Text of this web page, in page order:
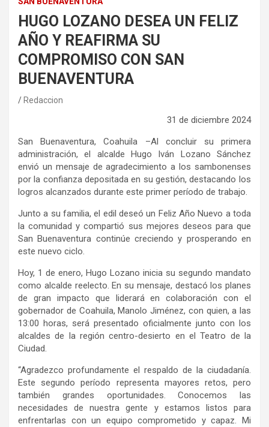
HUGO LOZANO DESEA UN FELIZ
AÑO Y REAFIRMA SU
COMPROMISO CON SAN
BUENAVENTURA
Redaccion
31 de diciembre 2024
San Buenaventura, Coahuila –Al concluir su primera
administración, el alcalde Hugo Iván Lozano Sánchez
envió un mensaje de agradecimiento a los sambonenses
por la confianza depositada en su gestión, destacando los
logros alcanzados durante este primer período de trabajo.
Junto a su familia, el edil deseó un Feliz Año Nuevo a toda
la comunidad y compartió sus mejores deseos para que
San Buenaventura continúe creciendo y prosperando en
este nuevo ciclo.
Hoy, 1 de enero, Hugo Lozano inicia su segundo mandato
como alcalde reelecto. En su mensaje, destacó los planes
de gran impacto que liderará en colaboración con el
gobernador de Coahuila, Manolo Jiménez, con quien, a las
13:00 horas, será presentado oficialmente junto con los
alcaldes de la región centro-desierto en el Teatro de la
Ciudad.
“Agradezco profundamente el respaldo de la ciudadanía.
Este segundo período representa mayores retos, pero
también grandes oportunidades. Conocemos las
necesidades de nuestra gente y estamos listos para
enfrentarlas con un equipo comprometido y capaz. Mi